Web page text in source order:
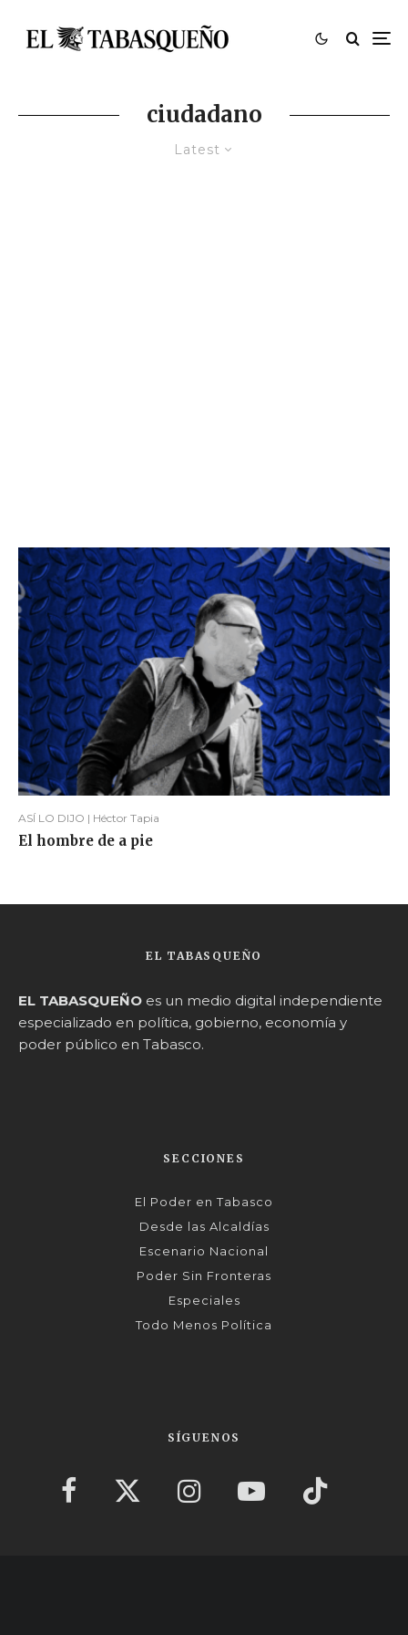
ciudadano
Latest
ASÍ LO DIJO | Héctor Tapia
El hombre de a pie
EL TABASQUEÑO
EL TABASQUEÑO es un medio digital independiente
especializado en política, gobierno, economía y
poder público en Tabasco.
SECCIONES
El Poder en Tabasco
Desde las Alcaldías
Escenario Nacional
Poder Sin Fronteras
Especiales
Todo Menos Política
SÍGUENOS